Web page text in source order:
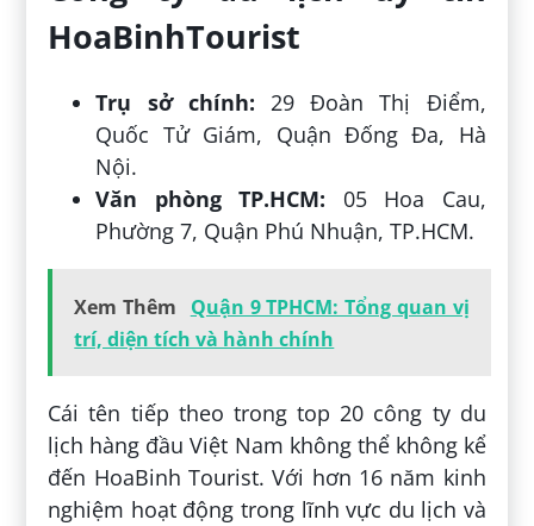
HoaBinhTourist
Trụ sở chính: 29 Đoàn Thị Điểm,
Quốc Tử Giám, Quận Đống Đa, Hà
Nội.
Văn phòng TP.HCM: 05 Hoa Cau,
Phường 7, Quận Phú Nhuận, TP.HCM.
Xem Thêm
Quận 9 TPHCM: Tổng quan vị
trí, diện tích và hành chính
Cái tên tiếp theo trong top 20 công ty du
lịch hàng đầu Việt Nam không thể không kể
đến HoaBinh Tourist. Với hơn 16 năm kinh
nghiệm hoạt động trong lĩnh vực du lịch và